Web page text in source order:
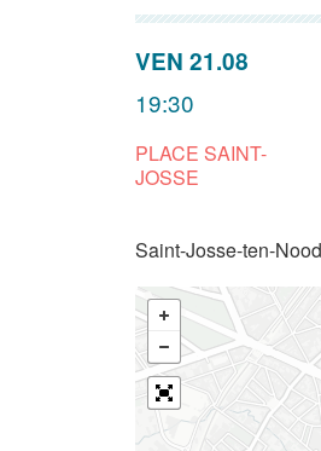
VEN 21.08
19:30
PLACE SAINT-
JOSSE
Saint-Josse-ten-